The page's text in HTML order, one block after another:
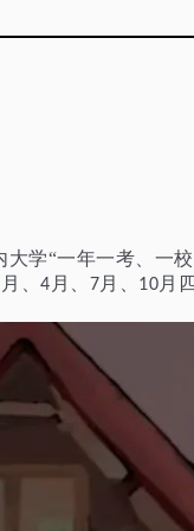
学“一年一考、一
月、4 月、 7月、 10月